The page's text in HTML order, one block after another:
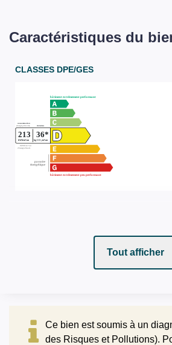
Caractéristiques du
CLASSES DPE/GES
Tout afficher
Ce bien est soumis à un
des Risques et Pollutions).